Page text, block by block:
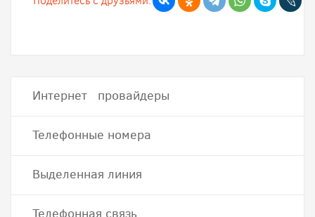
Интернет провайдеры
Телефонные номера
Выделенная линия
Телефонная связь